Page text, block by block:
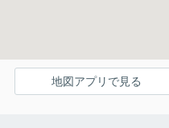
地図アプリで見る